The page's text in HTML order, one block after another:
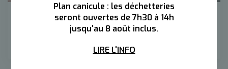
Plan canicule : les déchetteries
seront ouvertes de 7h30 à 14h
jusqu'au 8 août inclus.
LIRE L'INFO
Les plateformes de covoiturage